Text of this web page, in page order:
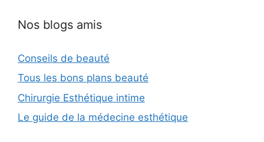
Nos blogs amis
Conseils de beauté
Tous les bons plans beauté
Chirurgie Esthétique intime
Le guide de la médecine esthétique